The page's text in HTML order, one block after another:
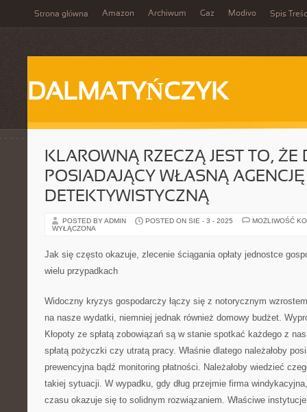
Strona główna Amazon Archiwum Gaz Modivo Spis
DALMATYŃCZYK
KLAROWNĄ RZECZĄ JEST TO, ŻE
POSIADAJĄCY WŁASNĄ AGENCJĘ
DETEKTYWISTYCZNĄ
POSTED BY ADMIN POSTED ON SIE - 3 - 2025
MOŻLIWOŚĆ
WYŁĄCZONA
Jak się często okazuje, zlecenie ściągania opłaty jednostce
wielu przypadkach
Widoczny kryzys gospodarczy łączy się z notorycznym
na nasze wydatki, niemniej jednak również domowy budżet.
Kłopoty ze spłatą zobowiązań są w stanie spotkać każdego z
spłatą pożyczki czy utratą pracy. Właśnie dlatego należałoby
prewencyjna bądź monitoring płatności. Należałoby wiedzieć
takiej sytuacji. W wypadku, gdy dług przejmie firma
czasu okazuje się to solidnym rozwiązaniem. Właściwe